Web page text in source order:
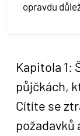
opravdu
Kapitola 1:
půjčkách,
Cítíte se
požadavků